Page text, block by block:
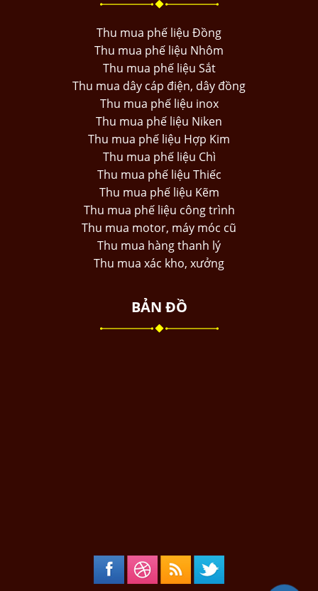
Thu mua phế liệu Đồng
Thu mua phế liệu Nhôm
Thu mua phế liệu Sắt
Thu mua dây cáp điện, dây đồng
Thu mua phế liệu inox
Thu mua phế liệu Niken
Thu mua phế liệu Hợp Kim
Thu mua phế liệu Chì
Thu mua phế liệu Thiếc
Thu mua phế liệu Kẽm
Thu mua phế liệu công trình
Thu mua motor, máy móc cũ
Thu mua hàng thanh lý
Thu mua xác kho, xưởng
BẢN ĐỒ